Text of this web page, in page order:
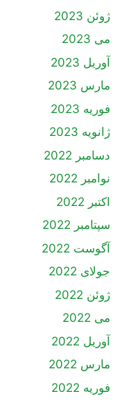
ژوئن 2023
می 2023
آوریل 2023
مارس 2023
فوریه 2023
ژانویه 2023
دسامبر 2022
نوامبر 2022
اکتبر 2022
سپتامبر 2022
آگوست 2022
جولای 2022
ژوئن 2022
می 2022
آوریل 2022
مارس 2022
فوریه 2022